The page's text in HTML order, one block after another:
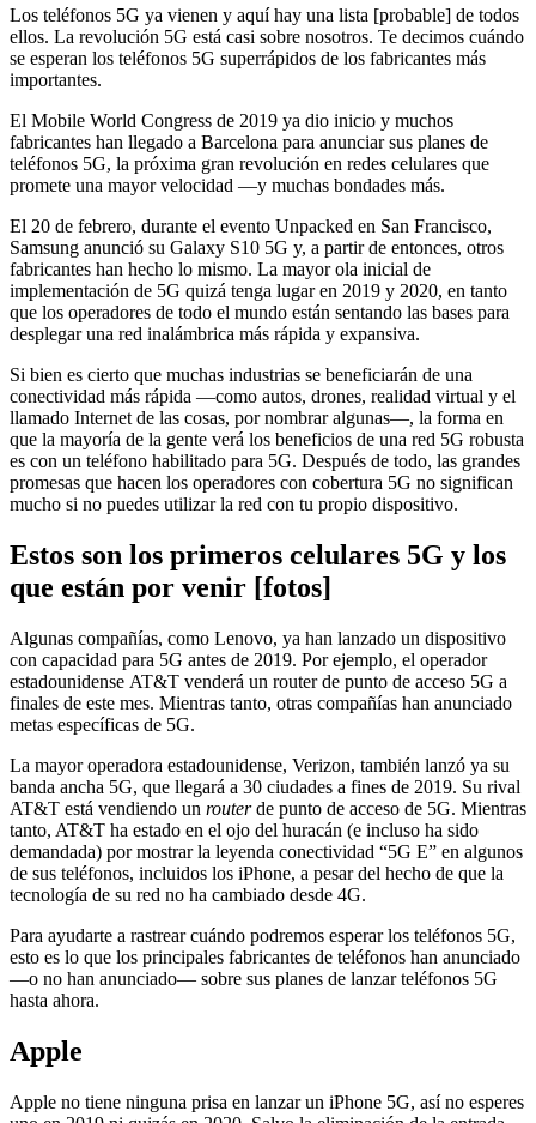
Los teléfonos 5G ya vienen y aquí hay una lista [probable] de todos
ellos. La revolución 5G está casi sobre nosotros. Te decimos cuándo
se esperan los teléfonos 5G superrápidos de los fabricantes más
importantes.
El Mobile World Congress de 2019 ya dio inicio y muchos
fabricantes han llegado a Barcelona para anunciar sus planes de
teléfonos 5G, la próxima gran revolución en redes celulares que
promete una mayor velocidad —y muchas bondades más.
El 20 de febrero, durante el evento Unpacked en San Francisco,
Samsung anunció su Galaxy S10 5G y, a partir de entonces, otros
fabricantes han hecho lo mismo. La mayor ola inicial de
implementación de 5G quizá tenga lugar en 2019 y 2020, en tanto
que los operadores de todo el mundo están sentando las bases para
desplegar una red inalámbrica más rápida y expansiva.
Si bien es cierto que muchas industrias se beneficiarán de una
conectividad más rápida —como autos, drones, realidad virtual y el
llamado Internet de las cosas, por nombrar algunas—, la forma en
que la mayoría de la gente verá los beneficios de una red 5G robusta
es con un teléfono habilitado para 5G. Después de todo, las grandes
promesas que hacen los operadores con cobertura 5G no significan
mucho si no puedes utilizar la red con tu propio dispositivo.
Estos son los primeros celulares 5G y los
que están por venir [fotos]
Algunas compañías, como Lenovo, ya han lanzado un dispositivo
con capacidad para 5G antes de 2019. Por ejemplo, el operador
estadounidense AT&T venderá un router de punto de acceso 5G a
finales de este mes. Mientras tanto, otras compañías han anunciado
metas específicas de 5G.
La mayor operadora estadounidense, Verizon, también lanzó ya su
banda ancha 5G, que llegará a 30 ciudades a fines de 2019. Su rival
AT&T está vendiendo un routerde punto de acceso de 5G. Mientras
tanto, AT&T ha estado en el ojo del huracán (e incluso ha sido
demandada) por mostrar la leyenda conectividad “5G E” en algunos
de sus teléfonos, incluidos los iPhone, a pesar del hecho de que la
tecnología de su red no ha cambiado desde 4G.
Para ayudarte a rastrear cuándo podremos esperar los teléfonos 5G,
esto es lo que los principales fabricantes de teléfonos han anunciado
—o no han anunciado— sobre sus planes de lanzar teléfonos 5G
hasta ahora.
Apple
Apple no tiene ninguna prisa en lanzar un iPhone 5G, así no esperes